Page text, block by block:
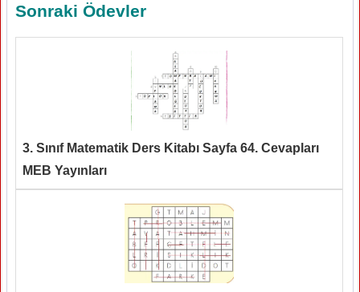
Sonraki Ödevler
3. Sınıf Matematik Ders Kitabı Sayfa 64. Cevapları
MEB Yayınları